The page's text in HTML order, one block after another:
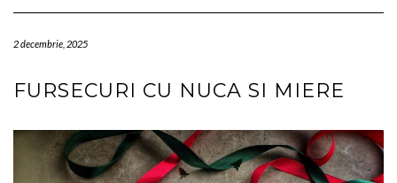
Navigation
2 decembrie, 2025
FURSECURI CU NUCA SI MIERE